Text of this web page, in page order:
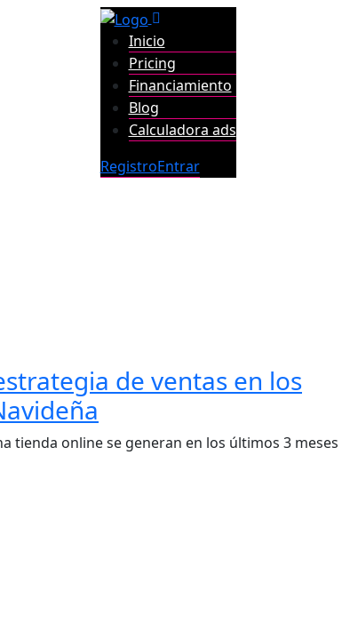
Inicio
Pricing
Financiamiento
Blog
Calculadora ads
RegistroEntrar
de ventas en los
tienda online se generan en los últimos 3 meses